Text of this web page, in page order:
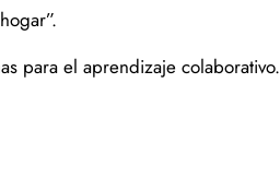
para el aprendizaje colaborativo.